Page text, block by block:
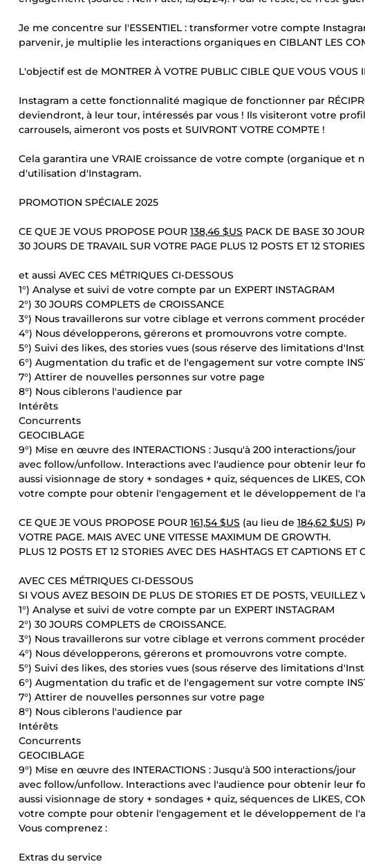
Je me concentre sur l'ESSENTIEL : transformer votre compte
parvenir, je multiplie les interactions organiques en CIBLANT LES
L'objectif est de MONTRER À VOTRE PUBLIC CIBLE QUE VOUS VOUS
Instagram a cette fonctionnalité magique de fonctionner par
deviendront, à leur tour, intéressés par vous ! Ils visiteront votre
carrousels, aimeront vos posts et SUIVRONT VOTRE COMPTE !
Cela garantira une VRAIE croissance de votre compte (organique et
d'utilisation d'Instagram.
PROMOTION SPÉCIALE 2025
CE QUE JE VOUS PROPOSE POUR 138,46 $US PACK DE BASE 30
30 JOURS DE TRAVAIL SUR VOTRE PAGE PLUS 12 POSTS ET 12
et aussi AVEC CES MÉTRIQUES CI-DESSOUS
1°) Analyse et suivi de votre compte par un EXPERT INSTAGRAM
2°) 30 JOURS COMPLETS de CROISSANCE
3°) Nous travaillerons sur votre ciblage et verrons comment
4°) Nous développerons, gérerons et promouvrons votre compte.
5°) Suivi des likes, des stories vues (sous réserve des limitations
6°) Augmentation du trafic et de l'engagement sur votre compte
7°) Attirer de nouvelles personnes sur votre page
8°) Nous ciblerons l'audience par
Intérêts
Concurrents
GEOCIBLAGE
9°) Mise en œuvre des INTERACTIONS : Jusqu'à 200 interactions/jour
avec follow/unfollow. Interactions avec l'audience pour obtenir leur
aussi visionnage de story + sondages + quiz, séquences de LIKES,
votre compte pour obtenir l'engagement et le développement de
CE QUE JE VOUS PROPOSE POUR 161,54 $US (au lieu de 184,62 $US)
VOTRE PAGE. MAIS AVEC UNE VITESSE MAXIMUM DE GROWTH.
PLUS 12 POSTS ET 12 STORIES AVEC DES HASHTAGS ET CAPTIONS ET
AVEC CES MÉTRIQUES CI-DESSOUS
SI VOUS AVEZ BESOIN DE PLUS DE STORIES ET DE POSTS, VEUILLEZ
1°) Analyse et suivi de votre compte par un EXPERT INSTAGRAM
2°) 30 JOURS COMPLETS de CROISSANCE.
3°) Nous travaillerons sur votre ciblage et verrons comment
4°) Nous développerons, gérerons et promouvrons votre compte.
5°) Suivi des likes, des stories vues (sous réserve des limitations
6°) Augmentation du trafic et de l'engagement sur votre compte
7°) Attirer de nouvelles personnes sur votre page
8°) Nous ciblerons l'audience par
Intérêts
Concurrents
GEOCIBLAGE
9°) Mise en œuvre des INTERACTIONS : Jusqu'à 500 interactions/jour
avec follow/unfollow. Interactions avec l'audience pour obtenir leur
aussi visionnage de story + sondages + quiz, séquences de LIKES,
votre compte pour obtenir l'engagement et le développement de
Vous comprenez :
Extras du service